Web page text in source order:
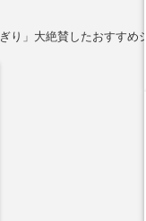
り」大絶賛したおすすめ